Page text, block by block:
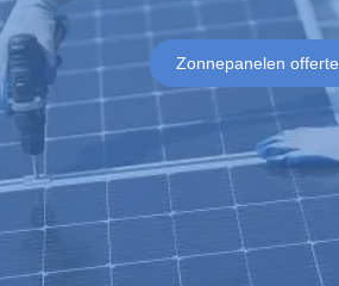
Zonnepanelen offerte